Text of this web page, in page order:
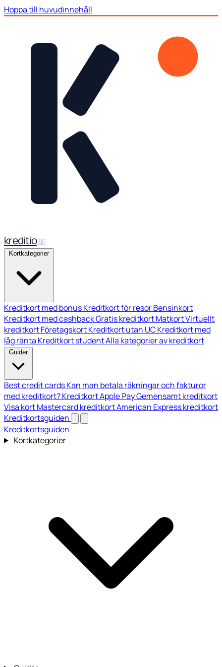
Hoppa till huvudinnehåll
kreditioSE
Kortkategorier
Kreditkort med bonusKreditkort för resorBensinkort
Kreditkort med cashbackGratis kreditkortMatkortVirtuellt
kreditkortFöretagskortKreditkort utan UCKreditkort med
låg ränta Kreditkort studentAlla kategorier av kreditkort
Guider
Best credit cardsKan man betala räkningar och fakturor
med kreditkort?Kreditkort Apple PayGemensamt kreditkort
Visa kortMastercard kreditkortAmerican Express kreditkort
Kreditkortsguiden
Kreditkortsguiden
Kortkategorier